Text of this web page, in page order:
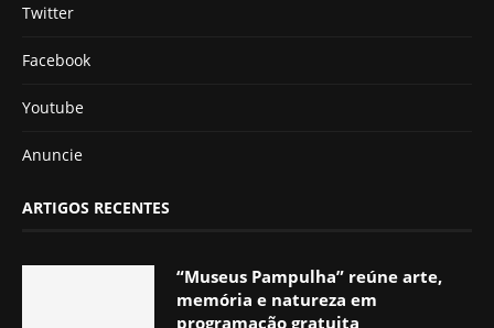
Twitter
Facebook
Youtube
Anuncie
ARTIGOS RECENTES
“Museus Pampulha” reúne arte,
memória e natureza em
programação gratuita